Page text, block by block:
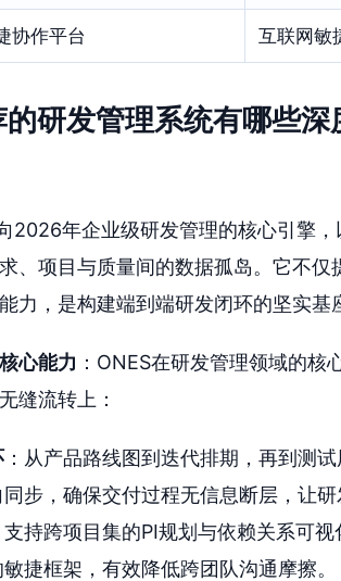
协作平台 互联网敏
研发管理系统有哪些深
2026年企业级研发管理的核心引擎
、项目与质量间的数据孤岛。它不
力，是构建端到端研发闭环的坚实基
心能力 ：ONES在研发管理领域的
缝流转上：
：从产品路线图到迭代排期，再到测
步，确保交付过程无信息断层，让研
支持跨项目集的PI规划与依赖关系可
捷框架，有效降低跨团队沟通摩擦。